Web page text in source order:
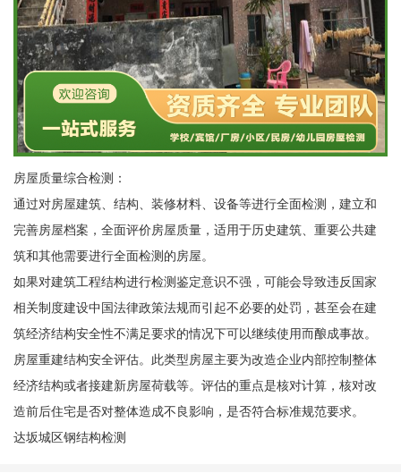
房屋质量综合检测：
通过对房屋建筑、结构、装修材料、设备等进行全面检测，建立和
完善房屋档案，全面评价房屋质量，适用于历史建筑、重要公共建
筑和其他需要进行全面检测的房屋。
如果对建筑工程结构进行检测鉴定意识不强，可能会导致违反国家
相关制度建设中国法律政策法规而引起不必要的处罚，甚至会在建
筑经济结构安全性不满足要求的情况下可以继续使用而酿成事故。
房屋重建结构安全评估。此类型房屋主要为改造企业内部控制整体
经济结构或者接建新房屋荷载等。评估的重点是核对计算，核对改
造前后住宅是否对整体造成不良影响，是否符合标准规范要求。
达坂城区钢结构检测